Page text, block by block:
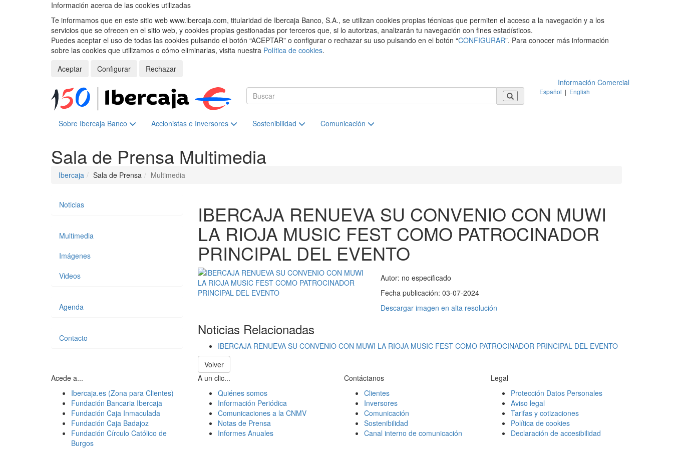
Información acerca de las cookies utilizadas
Te informamos que en este sitio web www.ibercaja.com, titularidad de Ibercaja Banco, S.A., se utilizan cookies propias técnicas que permiten el acceso a la navegación y a los
servicios que se ofrecen en el sitio web, y cookies propias gestionadas por terceros que, si lo autorizas, analizarán tu navegación con fines estadísticos.
Puedes aceptar el uso de todas las cookies pulsando el botón “ACEPTAR” o configurar o rechazar su uso pulsando en el botón “CONFIGURAR”. Para conocer más información
sobre las cookies que utilizamos o cómo eliminarlas, visita nuestra Política de cookies.
Aceptar
Configurar
Rechazar
Información Comercial
Español | English
Sobre Ibercaja Banco Accionistas e Inversores Sostenibilidad Comunicación
Sala de Prensa Multimedia
Ibercaja Sala de Prensa Multimedia
IBERCAJA RENUEVA SU CONVENIO CON MUWI
LA RIOJA MUSIC FEST COMO PATROCINADOR
PRINCIPAL DEL EVENTO
Autor: no especificado
Fecha publicación:03-07-2024
Descargar imagen en alta resolución
Noticias Relacionadas
IBERCAJA RENUEVA SU CONVENIO CON MUWI LA RIOJA MUSIC FEST COMO PATROCINADOR PRINCIPAL DEL EVENTO
Volver
Noticias
Multimedia
Imágenes
Videos
Agenda
Contacto
Acede a...
Ibercaja.es (Zona para Clientes)
Fundación Bancaria Ibercaja
Fundación Caja Inmaculada
Fundación Caja Badajoz
Fundación Círculo Católico de
Burgos
A un clic...
Quiénes somos
Información Periódica
Comunicaciones a la CNMV
Notas de Prensa
Informes Anuales
Contáctanos
Clientes
Inversores
Comunicación
Sostenibilidad
Canal interno de comunicación
Legal
Protección Datos Personales
Aviso legal
Tarifas y cotizaciones
Política de cookies
Declaración de accesibilidad